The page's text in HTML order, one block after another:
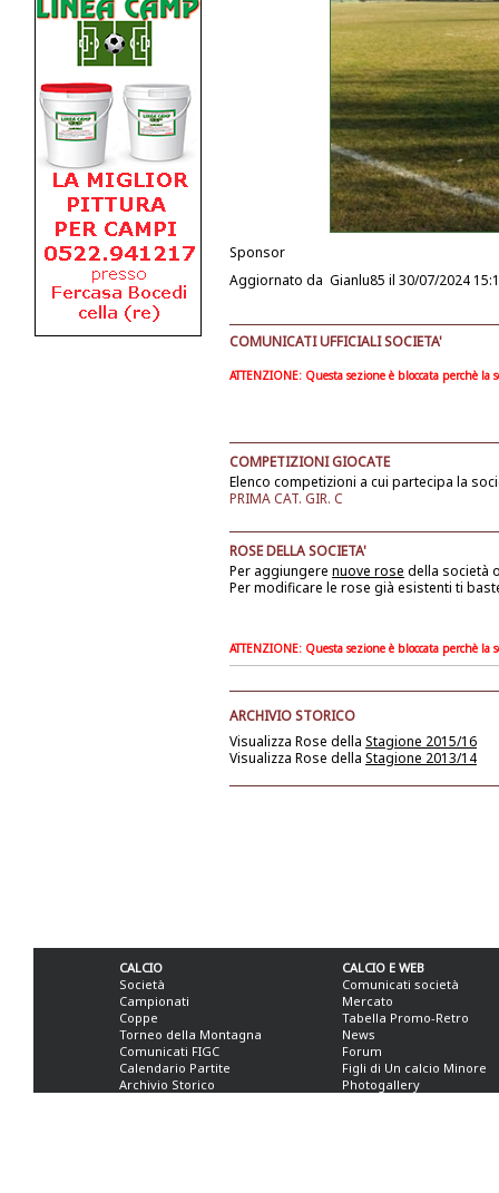
Sponsor
Aggiornato da Gianlu85 il 30/07/2024
COMUNICATI UFFICIALI SOCIETA'
ATTENZIONE: Questa sezione è bloccata perchè
COMPETIZIONI GIOCATE
Elenco competizioni a cui partecipa la
PRIMA CAT. GIR. C
ROSE DELLA SOCIETA'
Per aggiungere nuove rose della società
Per modificare le rose già esistenti ti
ATTENZIONE: Questa sezione è bloccata perchè
ARCHIVIO STORICO
Visualizza Rose della Stagione 2015/16
Visualizza Rose della Stagione 2013/14
CALCIO
Società
Campionati
Coppe
Torneo della Montagna
Comunicati FIGC
Calendario Partite
Archivio Storico
CALCIO E WEB
Comunicati società
Mercato
Tabella Promo-Retro
News
Forum
Figli di Un calcio Minore
Photogallery